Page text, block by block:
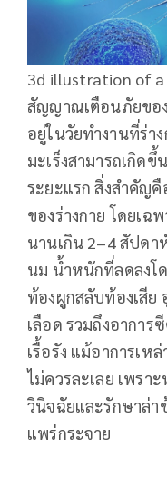
3d illustration of a
สัญญาณเตือนภัยของ
อยู่ในวัยทำงานที่ร่า
มะเร็งสามารถเกิด
ระยะแรก สิ่งสำคัญคื
ของร่างกาย โดยเฉ
นานเกิน 2–4 สัปดา
นม น้ำหนักที่ลดลงโ
ท้องผูกสลับท้องเสีย
เลือด รวมถึงอากา
เรื้อรัง แม้อาการเห
ไม่ควรละเลย เพรา
วินิจฉัยและรักษาล่า
แพร่กระจาย